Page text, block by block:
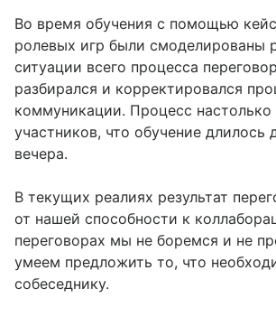
Во время обучения с помощью
ролевых игр были смоделированы
ситуации всего процесса
разбирался и корректировался
коммуникации. Процесс настолько
участников, что обучение длилось
вечера.
В текущих реалиях результат
от нашей способности к
переговорах мы не боремся и не
умеем предложить то, что
собеседнику.